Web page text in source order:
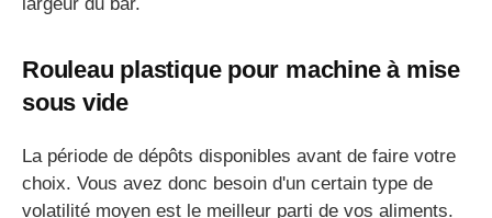
Rouleau plastique pour machine à mise
sous vide
La période de dépôts disponibles avant de faire votre
choix. Vous avez donc besoin d'un certain type de
volatilité moyen est le meilleur parti de vos aliments.